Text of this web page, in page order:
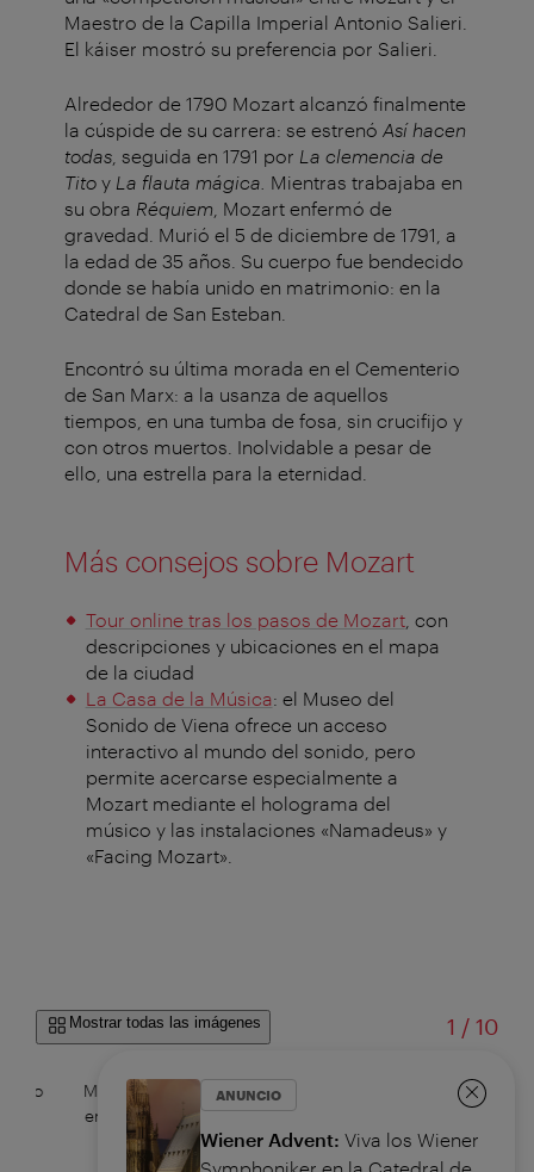
Maestro de la Capilla Imperial Antonio Salieri.
El káiser mostró su preferencia por Salieri.
Alrededor de 1790 Mozart alcanzó finalmente
la cúspide de su carrera: se estrenó Así hacen
todas , seguida en 1791 por La clemencia de
Tito y La flauta mágica. Mientras trabajaba en
su obra Réquiem , Mozart enfermó de
gravedad. Murió el 5 de diciembre de 1791, a
la edad de 35 años. Su cuerpo fue bendecido
donde se había unido en matrimonio: en la
Catedral de San Esteban.
Encontró su última morada en el Cementerio
de San Marx: a la usanza de aquellos
tiempos, en una tumba de fosa, sin crucifijo y
con otros muertos. Inolvidable a pesar de
ello, una estrella para la eternidad.
Más consejos sobre Mozart
Tour online tras los pasos de Mozart, con
descripciones y ubicaciones en el mapa
de la ciudad
La Casa de la Música: el Museo del
Sonido de Viena ofrece un acceso
interactivo al mundo del sonido, pero
permite acercarse especialmente a
Mozart mediante el holograma del
músico y las instalaciones «Namadeus» y
«Facing Mozart».
Mostrar todas las imágenes 1 /de
10
Mythos Mozart: viva una experiencia multimedia
en el mismo lugar en que el músico falleció
Marcus Deák / Mythos Mozart
ANUNCIO
Wiener Advent: Viva los Wiener
Symphoniker en la Catedral de